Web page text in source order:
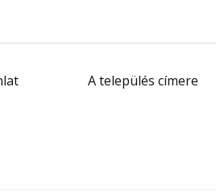
A település címere